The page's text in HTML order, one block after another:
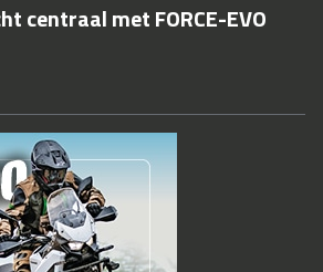
centraal met FORCE-EVO